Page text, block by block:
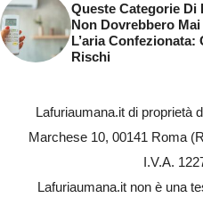
Queste Categorie Di
Non Dovrebbero
L’aria Confezionata:
Rischi
Lafuriaumana.it di proprietà
Marchese 10, 00141 Roma
I.V.A.
Lafuriaumana.it non è una